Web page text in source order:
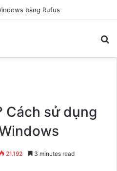
bằng Rufus
Cách sử dụng
21.192 3 minutes read